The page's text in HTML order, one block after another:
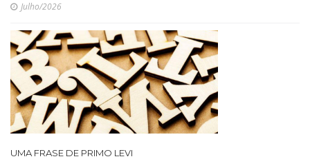
Julho/2026
UMA FRASE DE PRIMO LEVI